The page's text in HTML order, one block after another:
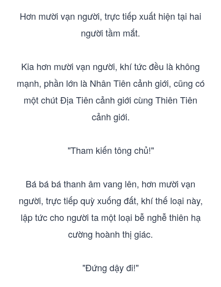
Hơn mười vạn người, trực tiếp xuất hiện tại hai
người tầm mắt.
Kia hơn mười vạn người, khí tức đều là không
mạnh, phần lớn là Nhân Tiên cảnh giới, cũng có
một chút Địa Tiên cảnh giới cùng Thiên Tiên
cảnh giới.
"Tham kiến tông chủ!"
Bá bá bá thanh âm vang lên, hơn mười vạn
người, trực tiếp quỳ xuống đất, khí thế loại này,
lập tức cho người ta một loại bễ nghễ thiên hạ
cường hoành thị giác.
"Đứng dậy đi!"